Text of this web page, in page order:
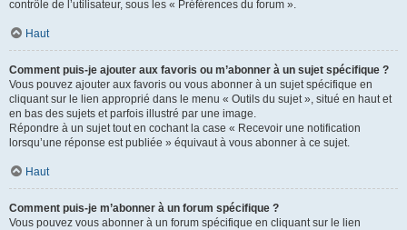
contrôle de l’utilisateur, sous les « Préférences du forum ».
Haut
Comment puis-je ajouter aux favoris ou m’abonner à un sujet spécifique ?
Vous pouvez ajouter aux favoris ou vous abonner à un sujet spécifique en
cliquant sur le lien approprié dans le menu « Outils du sujet », situé en haut et
en bas des sujets et parfois illustré par une image.
Répondre à un sujet tout en cochant la case « Recevoir une notification
lorsqu’une réponse est publiée » équivaut à vous abonner à ce sujet.
Haut
Comment puis-je m’abonner à un forum spécifique ?
Vous pouvez vous abonner à un forum spécifique en cliquant sur le lien